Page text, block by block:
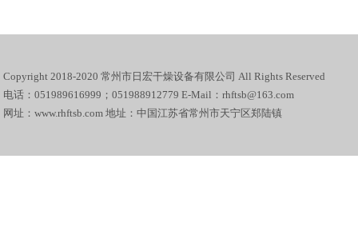
Copyright 2018-2020 常州市日宏干燥设备有限公司 All Rights Reserved
电话：051989616999；051988912779 E-Mail：rhftsb@163.com
网址：www.rhftsb.com 地址：中国江苏省常州市天宁区郑陆镇